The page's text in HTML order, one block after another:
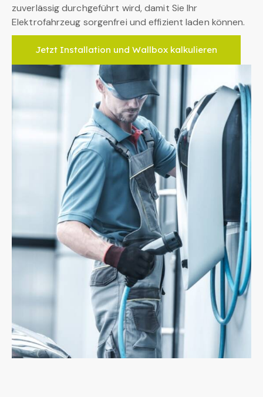
zuverlässig durchgeführt wird, damit Sie Ihr
Elektrofahrzeug sorgenfrei und effizient laden können.
Jetzt Installation und Wallbox kalkulieren